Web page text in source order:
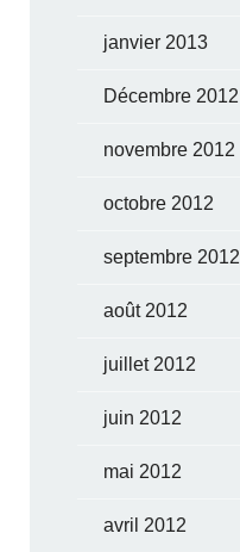
janvier 2013
Décembre 2012
novembre 2012
octobre 2012
septembre 2012
août 2012
juillet 2012
juin 2012
mai 2012
avril 2012